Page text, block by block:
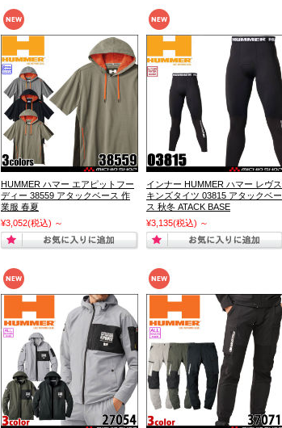
HUMMER ハマー エアピットフー
ディー 38559 アタックベース 作
業服 春夏
¥3,052(税込) ～
インナー HUMMER ハマー レヴス
キンズタイツ 03815 アタックベー
ス 秋冬 ATACK BASE
¥3,135(税込) ～